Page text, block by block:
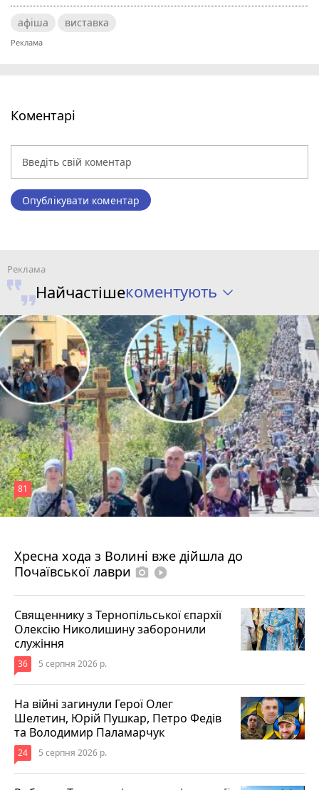
афіша виставка
Коментарі
Опублікувати коментар
Найчастішекоментують
Хресна хода з Волині вже дійшла до
Почаївської лаври photo_camera play_circle_filled
81
Священнику з Тернопільської єпархії
Олексію Николишину заборонили
служіння
36 5 серпня 2026 р.
На війні загинули Герої Олег
Шелетин, Юрій Пушкар, Петро Федів
та Володимир Паламарчук
24 5 серпня 2026 р.